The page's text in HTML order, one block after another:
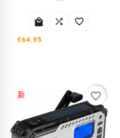
  
€64.95
新 favorite_border